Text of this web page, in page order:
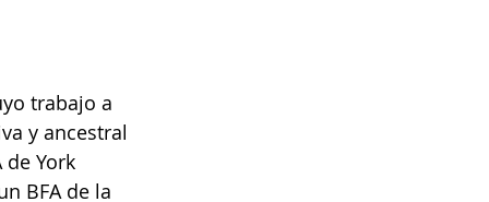
trabajo a
y ancestral
York
BFA de la